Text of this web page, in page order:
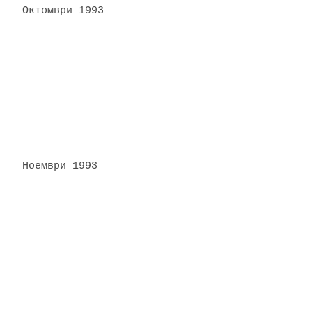
Октомври 1993
Ноември 1993